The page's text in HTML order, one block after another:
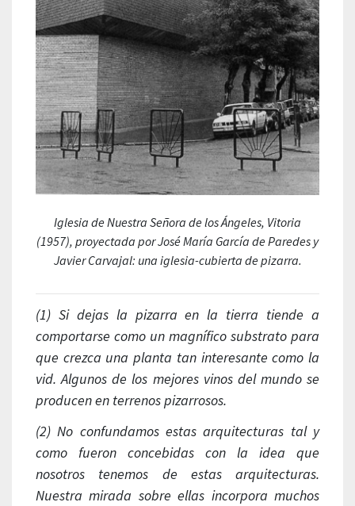
Iglesia de Nuestra Señora de los Ángeles, Vitoria
(1957), proyectada por José María García de Paredes y
Javier Carvajal: una iglesia-cubierta de pizarra.
(1) Si dejas la pizarra en la tierra tiende a
comportarse como un magnífico substrato para
que crezca una planta tan interesante como la
vid. Algunos de los mejores vinos del mundo se
producen en terrenos pizarrosos.
(2) No confundamos estas arquitecturas tal y
como fueron concebidas con la idea que
nosotros tenemos de estas arquitecturas.
Nuestra mirada sobre ellas incorpora muchos